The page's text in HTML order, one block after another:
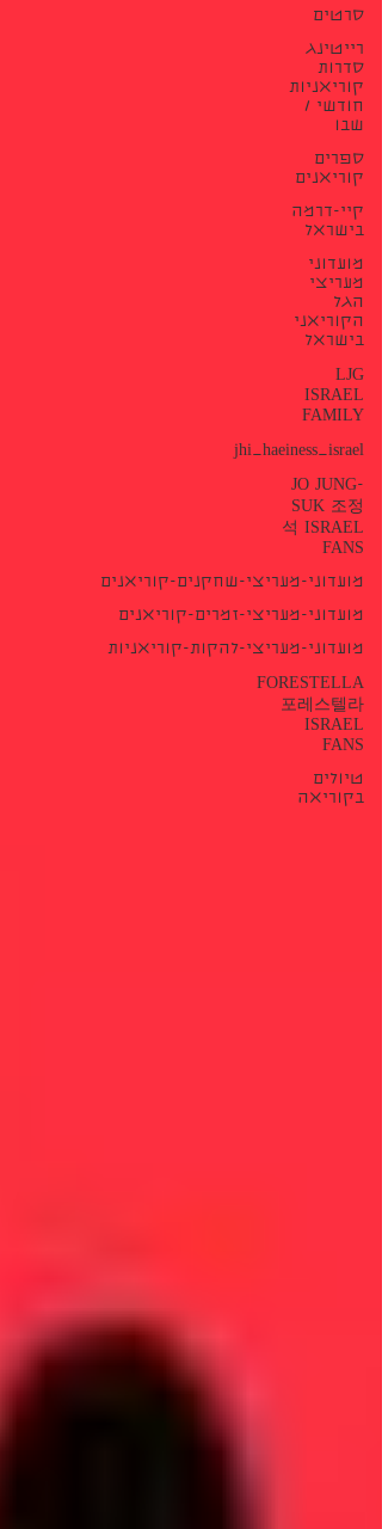
סרטים
רייטינג
סדרות
קוריאניות
חודשי /
שבו
ספרים
קוריאנים
קיי-דרמה
בישראל
מועדוני
מעריצי
הגל
הקוריאני
בישראל
LJG
ISRAEL
FAMILY
jhi_haeiness_israel
JO JUNG-
SUK 조정
석 ISRAEL
FANS
מועדוני-מעריצי-שחקנים-קוריאנים
מועדוני-מעריצי-זמרים-קוריאנים
מועדוני-מעריצי-להקות-קוריאניות
FORESTELLA
포레스텔라
ISRAEL
FANS
טיולים
בקוריאה